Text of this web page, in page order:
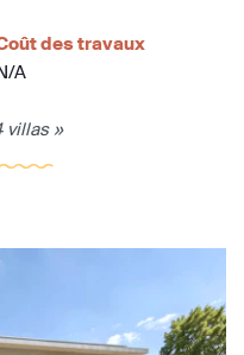
des travaux
A
villas »